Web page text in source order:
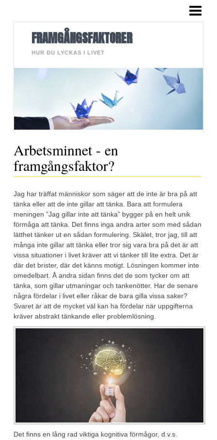
LÄNGRE TEXTER
FRAMGÅNGSFAKTORER
HUR DU LYCKAS I LIVET
Arbetsminnet - en
framgångsfaktor?
Jag har träffat människor som säger att de inte är bra på att
tänka eller att de inte gillar att tänka. Bara att formulera
meningen ”Jag gillar inte att tänka” bygger på en helt unik
förmåga att tänka. Det finns inga andra arter som med sådan
lätthet tänker ut en sådan formulering. Skälet, tror jag, till att
många inte gillar att tänka eller tror sig vara bra på det är att
vissa situationer i livet kräver att vi tänker till lite extra. Det är
där det brister, där det känns motigt. Lösningen kommer inte
omedelbart. Å andra sidan finns det de som tycker om att
tänka, som gillar utmaningar och tankenötter. Har de senare
några fördelar i livet eller råkar de bara gilla vissa saker?
Svaret är att de mycket väl kan ha fördelar när uppgifterna
kräver abstrakt tänkande eller problemlösning.
Det finns en lång rad viktiga kognitiva förmågor, d.v.s.